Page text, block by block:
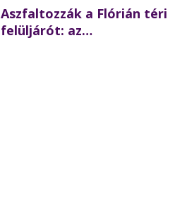
Aszfaltozzák a Flórián téri
felüljárót: az